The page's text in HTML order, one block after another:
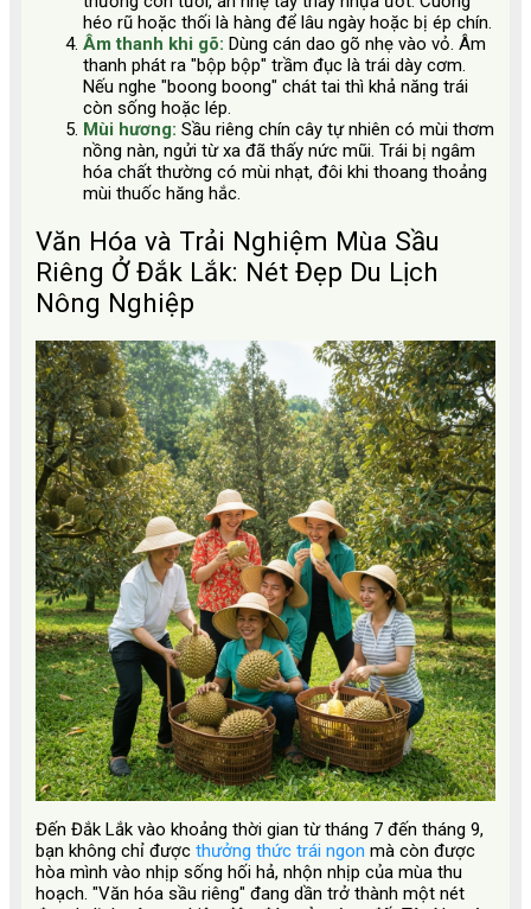
héo rũ hoặc thối là hàng để lâu ngày hoặc bị ép chín.
Âm thanh khi gõ: Dùng cán dao gõ nhẹ vào vỏ. Âm
thanh phát ra "bộp bộp" trầm đục là trái dày cơm.
Nếu nghe "boong boong" chát tai thì khả năng trái
còn sống hoặc lép.
Mùi hương: Sầu riêng chín cây tự nhiên có mùi thơm
nồng nàn, ngửi từ xa đã thấy nức mũi. Trái bị ngâm
hóa chất thường có mùi nhạt, đôi khi thoang thoảng
mùi thuốc hăng hắc.
Văn Hóa và Trải Nghiệm Mùa Sầu
Riêng Ở Đắk Lắk: Nét Đẹp Du Lịch
Nông Nghiệp
Đến Đắk Lắk vào khoảng thời gian từ tháng 7 đến tháng 9,
bạn không chỉ được thưởng thức trái ngon mà còn được
hòa mình vào nhịp sống hối hả, nhộn nhịp của mùa thu
hoạch. "Văn hóa sầu riêng" đang dần trở thành một nét